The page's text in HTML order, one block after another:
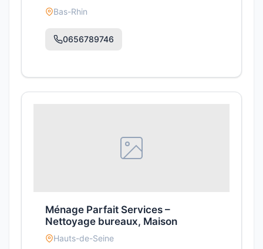
Bas-Rhin
0656789746
Ménage Parfait Services –
Nettoyage bureaux, Maison
Hauts-de-Seine